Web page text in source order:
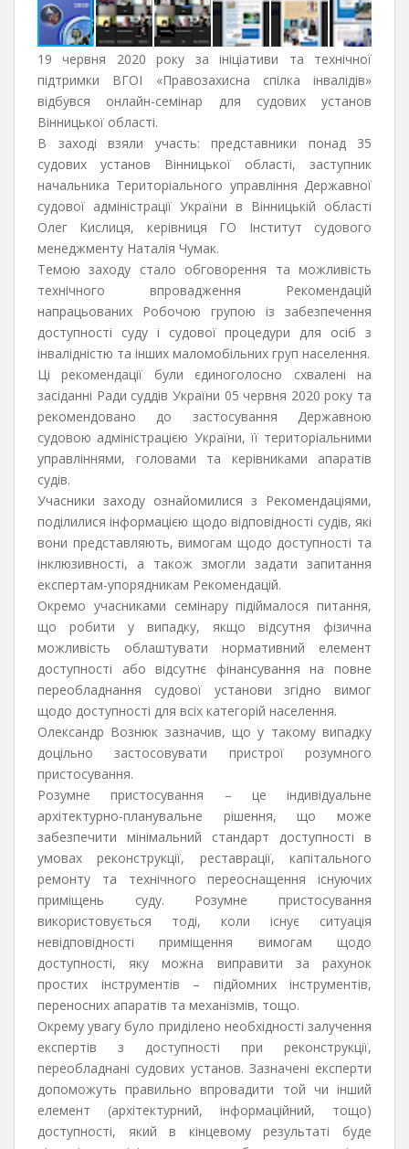
19 червня 2020 року за ініціативи та технічної
підтримки ВГОІ «Правозахисна спілка інвалідів»
відбувся онлайн-семінар для судових установ
Вінницької області.
В заході взяли участь: представники понад 35
судових установ Вінницької області, заступник
начальника Територіального управління Державної
судової адміністрації України в Вінницькій області
Олег Кислиця, керівниця ГО Інститут судового
менеджменту Наталія Чумак.
Темою заходу стало обговорення та можливість
технічного впровадження Рекомендацій
напрацьованих Робочою групою із забезпечення
доступності суду і судової процедури для осіб з
інвалідністю та інших маломобільних груп населення.
Ці рекомендації були єдиноголосно схвалені на
засіданні Ради суддів України 05 червня 2020 року та
рекомендовано до застосування Державною
судовою адміністрацією України, її територіальними
управліннями, головами та керівниками апаратів
судів.
Учасники заходу ознайомилися з Рекомендаціями,
поділилися інформацією щодо відповідності судів, які
вони представляють, вимогам щодо доступності та
інклюзивності, а також змогли задати запитання
експертам-упорядникам Рекомендацій.
Окремо учасниками семінару підіймалося питання,
що робити у випадку, якщо відсутня фізична
можливість облаштувати нормативний елемент
доступності або відсутнє фінансування на повне
переобладнання судової установи згідно вимог
щодо доступності для всіх категорій населення.
Олександр Вознюк зазначив, що у такому випадку
доцільно застосовувати пристрої розумного
пристосування.
Розумне пристосування – це індивідуальне
архітектурно-планувальне рішення, що може
забезпечити мінімальний стандарт доступності в
умовах реконструкції, реставрації, капітального
ремонту та технічного переоснащення існуючих
приміщень суду. Розумне пристосування
використовується тоді, коли існує ситуація
невідповідності приміщення вимогам щодо
доступності, яку можна виправити за рахунок
простих інструментів – підйомних інструментів,
переносних апаратів та механізмів, тощо.
Окрему увагу було приділено необхідності залучення
експертів з доступності при реконструкції,
переобладнані судових установ. Зазначені експерти
допоможуть правильно впровадити той чи інший
елемент (архітектурний, інформаційний, тощо)
доступності, який в кінцевому результаті буде